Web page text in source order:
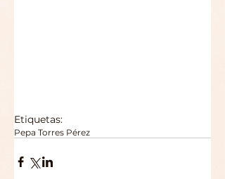
Etiquetas:
Pepa Torres Pérez